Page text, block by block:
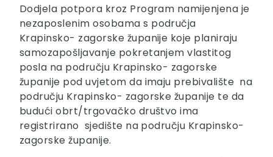
Dodjela potpora kroz Program namijenjena je
nezaposlenim osobama s područja
Krapinsko- zagorske županije koje planiraju
samozapošljavanje pokretanjem vlastitog
posla na području Krapinsko- zagorske
županije pod uvjetom da imaju prebivalište na
području Krapinsko- zagorske županije te da
budući obrt/trgovačko društvo ima
registrirano sjedište na području Krapinsko-
zagorske županije.